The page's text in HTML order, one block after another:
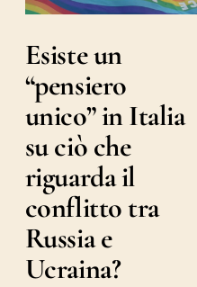
Esiste un
“pensiero
unico” in Italia
su ciò che
riguarda il
conflitto tra
Russia e
Ucraina?